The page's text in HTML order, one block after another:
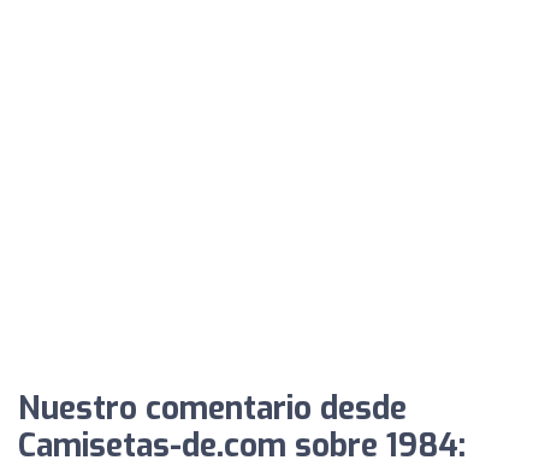
Nuestro comentario desde
Camisetas-de.com sobre 1984: